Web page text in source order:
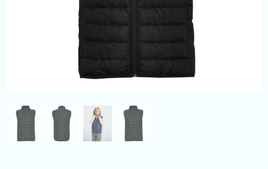
Kleding & textiel
Duurzamere geschenken
Luxe geschenken
Meer categorieën
Wijn